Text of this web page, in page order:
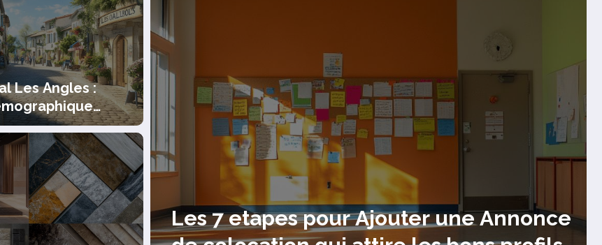
Les Angles :
mutation
une Annonce
GEOMETRIQUES – Beau Pendentif :